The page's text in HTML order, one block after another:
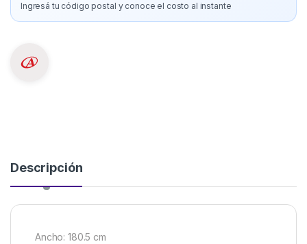
Ingresá tu código postal y conoce el costo al instante
Descripción
Ancho: 180.5 cm